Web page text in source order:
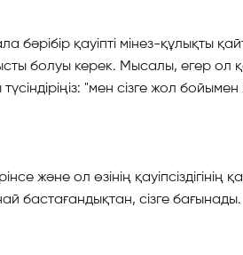
бәрібір қауіпті мінез-
болуы керек. Мысалы,
"мен сізге жол бойымен
және ол өзінің
бастағандықтан, сізге бағынады.